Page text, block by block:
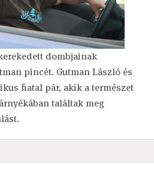
dombjainak
pincét. Gutman László és
fiatal pár, akik a természet
találtak meg